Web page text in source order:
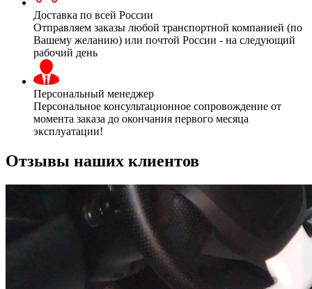
Доставка по всей России
Отправляем заказы любой транспортной компанией (по
Вашему желанию) или почтой России - на следующий
рабочий день
Персональный менеджер
Персональное консультационное сопровождение от
момента заказа до окончания первого месяца
эксплуатации!
Отзывы наших клиентов